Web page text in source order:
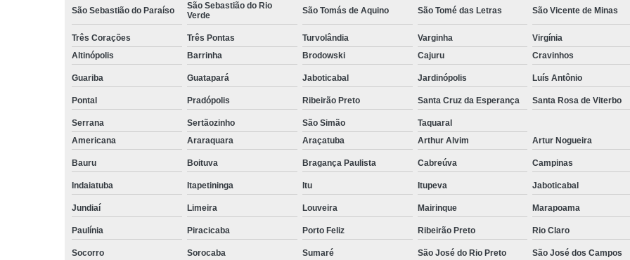
Fábrica de Camisa Social para
Loja com Moda Masculina
Loja de Moda
Loja Executivo Moda Masculina
Loja
Loja Moda Masculina Online
Loja Moda
Moda Masculina Loja
Moda Atual
Moda Casual Masculina
Moda
Moda Masculina Camisa
Moda Masculina
Moda Masculina Inverno
Moda
Moda Social Masculina
Roupas
Roupas Masculinas
Roupas Masculinas
Roupas Masculinas Estilosas
São Sebastião do Paraíso
São Sebastião do Rio
Verde
São Tomás de Aquino São Tomé das Letras São Vicente de Minas
Três Corações Três Pontas Turvolândia Varginha Virgínia
Altinópolis
Barrinha Brodowski Cajuru Cravinhos
Guariba Guatapará Jaboticabal Jardinópolis Luís Antônio
Pontal Pradópolis Ribeirão Preto Santa Cruz da Esperança Santa Rosa de Viterbo
Serrana Sertãozinho São Simão
Taquaral
Americana
Araraquara Araçatuba Arthur Alvim Artur Nogueira
Bauru Boituva Bragança Paulista Cabreúva Campinas
Indaiatuba Itapetininga Itu Itupeva Jaboticabal
Jundiaí Limeira Louveira Mairinque Marapoama
Paulínia Piracicaba Porto Feliz Ribeirão Preto Rio Claro
Socorro Sorocaba Sumaré São José do Rio Preto São José dos Campos